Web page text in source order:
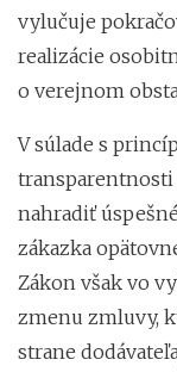
vylučuje
realizácie
o verejnom
V súlade s
nahradiť
zákazka
Zákon však vo
zmenu zmluvy,
strane